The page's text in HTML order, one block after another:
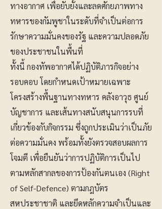
ทางอากาศ เพื่อยับยั้งและลดศักยภาพทาง
ทหารของกัมพูชาในระดับที่จำเป็นต่อการ
รักษาความมั่นคงของรัฐ และความปลอดภัย
ของประชาชนในพื้นที่
ทั้งนี้ กองทัพอากาศได้ปฏิบัติภารกิจอย่าง
รอบคอบ โดยกำหนดเป้าหมายเฉพาะ
โครงสร้างพื้นฐานทางทหาร คลังอาวุธ ศูนย์
บัญชาการ และเส้นทางสนับสนุนการรบที่
เกี่ยวข้องกับกิจกรรม ซึ่งถูกประเมินว่าเป็นภัย
ต่อความมั่นคง พร้อมทั้งยังตรวจสอบผลการ
โจมตี เพื่อยืนยันว่าการปฏิบัติการเป็นไป
ตามหลักสากลของการป้องกันตนเอง (Right
of Self-Defence) ตามกฎบัตร
สหประชาชาติ และยึดหลักความจำเป็นและ